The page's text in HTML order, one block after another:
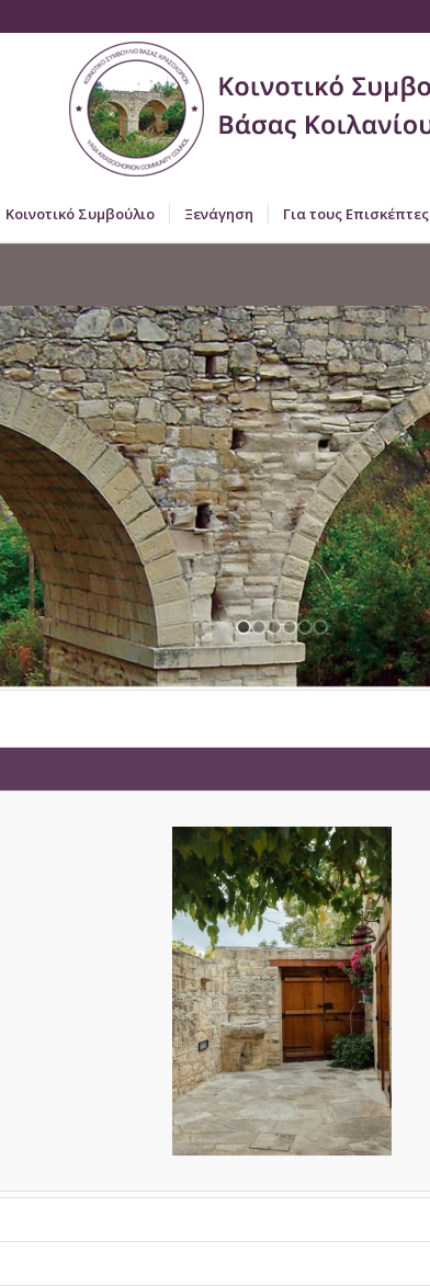
Κοινοτικό Συμβούλιο Ξενάγηση Για τους Επισκέπτες